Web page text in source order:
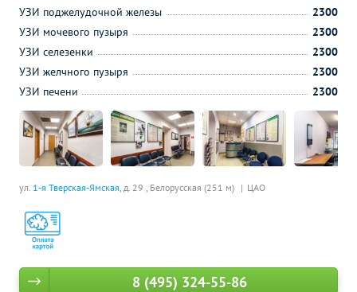
ул. 1-я Тверская-Ямская, д. 29 , Белорусская (251 м) ЦАО
УЗИ поджелудочной железы
2300
УЗИ мочевого пузыря
2300
УЗИ селезенки
2300
УЗИ желчного пузыря
2300
УЗИ печени
2300
8 (495) 324-55-86